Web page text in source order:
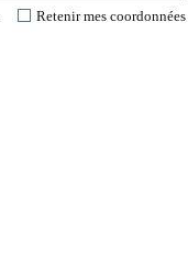
Retenir mes coordonnées